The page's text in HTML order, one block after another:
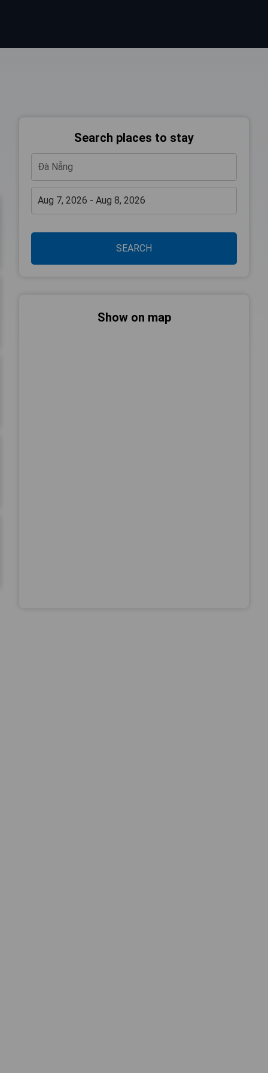
Search places to stay
SEARCH
Show on map